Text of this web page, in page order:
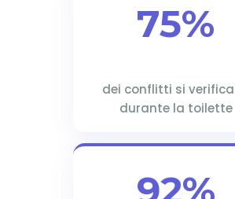
75%
dei conflitti si
durante la toilette